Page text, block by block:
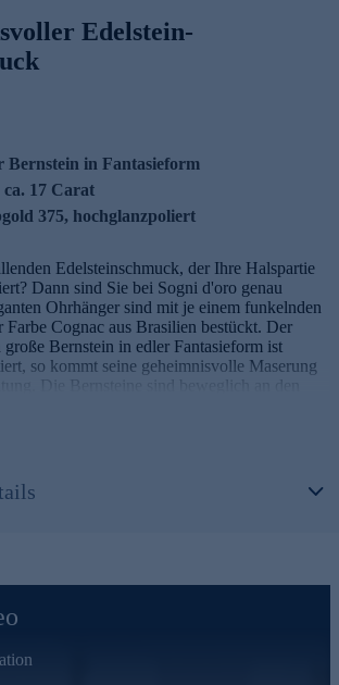
unserer Schmuckstücke angeht, gehen wir
sowie seitens unserer
Prüfprozesse. Unter anderem gehört
auf Konformität mit den Bestimmungen
Auslieferung mit Zertifikat.
sicher online bestellen.
Edelstein-
Bernstein in Fantasieform
ca. 17 Carat
375, hochglanzpoliert
Edelsteinschmuck, der Ihre Halspartie
Dann sind Sie bei Sogni d'oro genau
Ohrhänger sind mit je einem funkelnden
Farbe Cognac aus Brasilien bestückt. Der
Bernstein in edler Fantasieform ist
so kommt seine geheimnisvolle Maserung
Die Bernsteine sind beweglich an den
befestigt. Dadurch schwingen sie bei jeder
in geprüfter Top-Qualität
Unter anderem gehört dazu die Prüfung
den Bestimmungen der Schweizer
Auslieferung mit Zertifikat.
online bestellen.